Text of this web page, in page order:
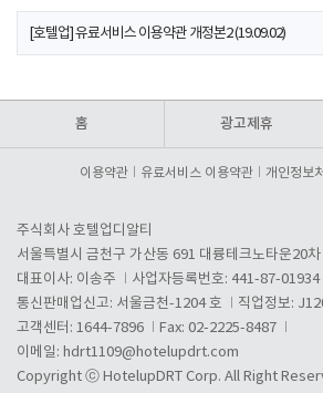
[호텔업] 유료서비스 이용약관 개정본2 (19.09.02)
홈 광고제휴
이용약관 유료서비스 이용약관 개인정보
주식회사 호텔업디알티
서울특별시 금천구 가산동 691 대륭테크노타운20
대표이사: 이송주
사업자등록번호: 441-87-01934
통신판매업신고: 서울금천-1204 호
직업정보:
고객센터: 1644-7896
Fax: 02-2225-8487
이메일: hdrt1109@hotelupdrt.com
Copyright ⓒ HotelupDRT Corp. All Right